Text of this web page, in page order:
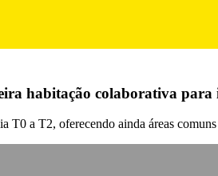
habitação colaborativa para
T0 a T2, oferecendo ainda áreas